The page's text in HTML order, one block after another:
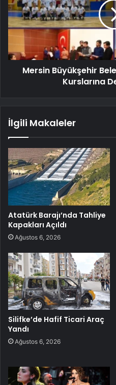
Mersin Büyükşehir
Kurslarına
İlgili Makaleler
Atatürk Barajı’nda Tahliye
Kapakları Açıldı
Ağustos 6, 2026
Silifke’de Hafif Ticari Araç
Yandı
Ağustos 6, 2026